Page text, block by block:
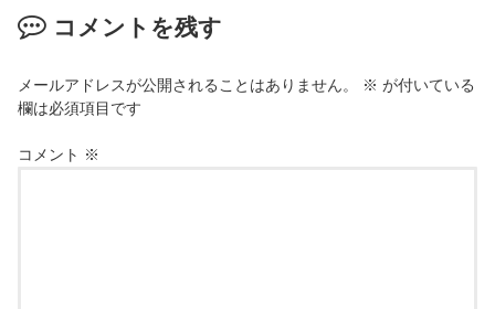
コメントを残す
メールアドレスが公開されることはありません。 ※ が付いている
欄は必須項目です
コメント ※